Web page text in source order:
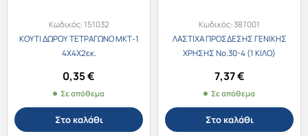
Κωδικός:151032
ΚΟΥΤΙ ΔΩΡΟΥ ΤΕΤΡΑΓΩΝΟ ΜΚΤ-1
4Χ4Χ2εκ.
0,35€
Σε απόθεμα
Στο καλάθι
Κωδικός:387001
ΛΑΣΤΙΧΑ ΠΡΟΣΔΕΣΗΣ ΓΕΝΙΚΗΣ
ΧΡΗΣΗΣ Νο.30-4 (1 ΚΙΛΟ)
7,37€
Σε απόθεμα
Στο καλάθι